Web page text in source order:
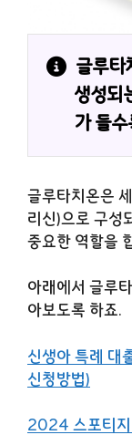
글루타
생성되
가 들
글루타치온은
리신)으로 구성
중요한 역할을
아래에서 글루
아보도록 하죠.
신생아 특례 대
신청방법)
2024 스포티지